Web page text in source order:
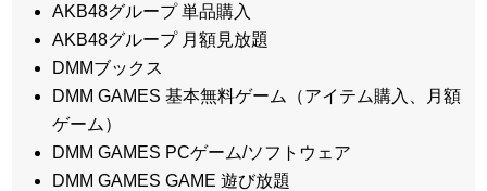
AKB48グループ 単品購入
AKB48グループ 月額見放題
DMMブックス
DMM GAMES 基本無料ゲーム（アイテム購入、月額
ゲーム）
DMM GAMES PCゲーム/ソフトウェア
DMM GAMES GAME 遊び放題